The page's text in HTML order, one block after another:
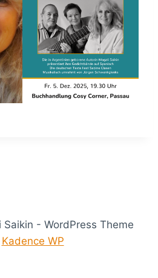
- WordPress Theme
Kadence WP